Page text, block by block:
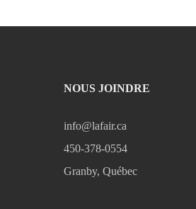
NOUS JOINDRE
info@lafair.ca
450-378-0554
Granby, Québec